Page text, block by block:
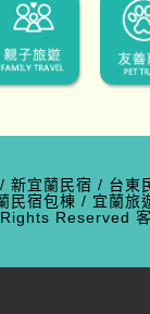
/ 新宜蘭民宿 / 台東
民宿包棟 / 宜蘭旅
Reserved